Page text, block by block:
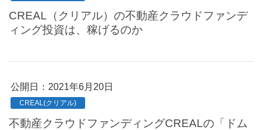
CREAL（クリアル）の不動産クラウドファンデ
ィング投資は、稼げるのか
公開日： 2021年6月20日
CREAL(クリアル)
不動産クラウドファンディングCREALの「ドム